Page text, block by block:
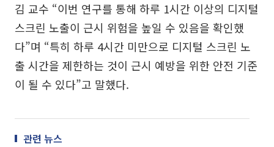
김 교수 “이번 연구를 통해 하루 1시간 이상의 디지털
스크린 노출이 근시 위험을 높일 수 있음을 확인했
다”며 “특히 하루 4시간 미만으로 디지털 스크린 노
출 시간을 제한하는 것이 근시 예방을 위한 안전 기준
이 될 수 있다”고 말했다.
관련 뉴스